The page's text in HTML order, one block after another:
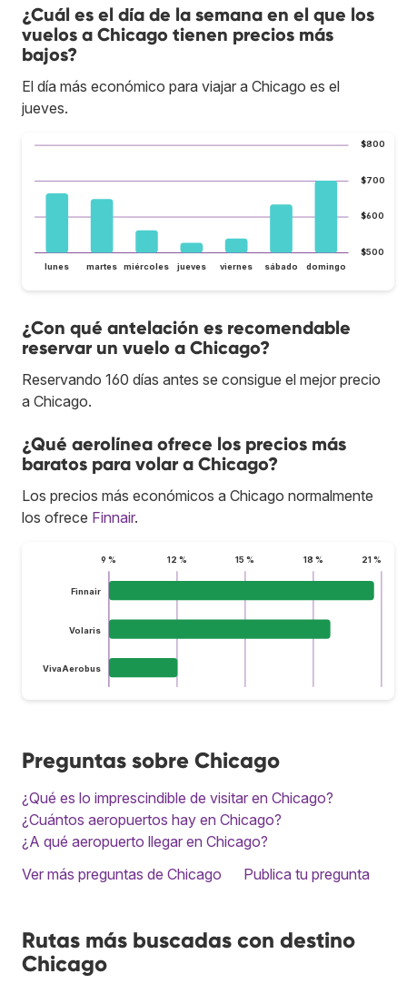
¿Cuál es el día de la semana en el que los
vuelos a Chicago tienen precios más
bajos?
El día más económico para viajar a Chicago es el
jueves.
$500
$600
$700
$800
lunes martes miércoles jueves viernes sábado domingo
¿Con qué antelación es recomendable
reservar un vuelo a Chicago?
Reservando 160 días antes se consigue el mejor precio
a Chicago.
¿Qué aerolínea ofrece los precios más
baratos para volar a Chicago?
Los precios más económicos a Chicago normalmente
los ofrece Finnair.
9 % 12 % 15 % 18 % 21 %
Finnair
Volaris
VivaAerobus
Preguntas sobre Chicago
¿Qué es lo imprescindible de visitar en Chicago?
¿Cuántos aeropuertos hay en Chicago?
¿A qué aeropuerto llegar en Chicago?
Ver más preguntas de Chicago
Publica tu pregunta
Rutas más buscadas con destino
Chicago